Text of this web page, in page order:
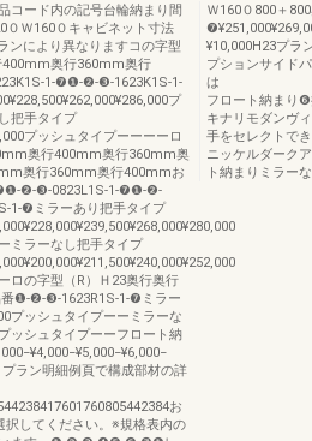
コード内の記号台輪納まり間
Ｗ160０キャビネット寸法
ンにより異なりますコの字型
400mm奥行360mm奥行
1-❼❶-❷-❸-1623K1S-1-
プ
把手タイプ
プッシュタイプーーーーロ
奥行400mm奥行360mm奥
奥行360mm奥行400mmお
❷-❸-0823L1S-1-❼❶-❷-
❼ミラーあり把手タイプ
ミラーなし把手タイプ
ロの字型（R）Ｈ23奥行奥行
❶-❷-❸-1623R1S-1-❼ミラー
プッシュタイプーーミラーな
ッシュタイプーーフロート納
ラン明細例頁で構成部材の詳
お
してください。※規格表内の
Ｗ160０800＋
¥10,000H23プラ
プションサイド
は を参照く
フロート納まり
キナリモダンヴ
手をセレクトで
ニッケルダーク
ト納まりミラー